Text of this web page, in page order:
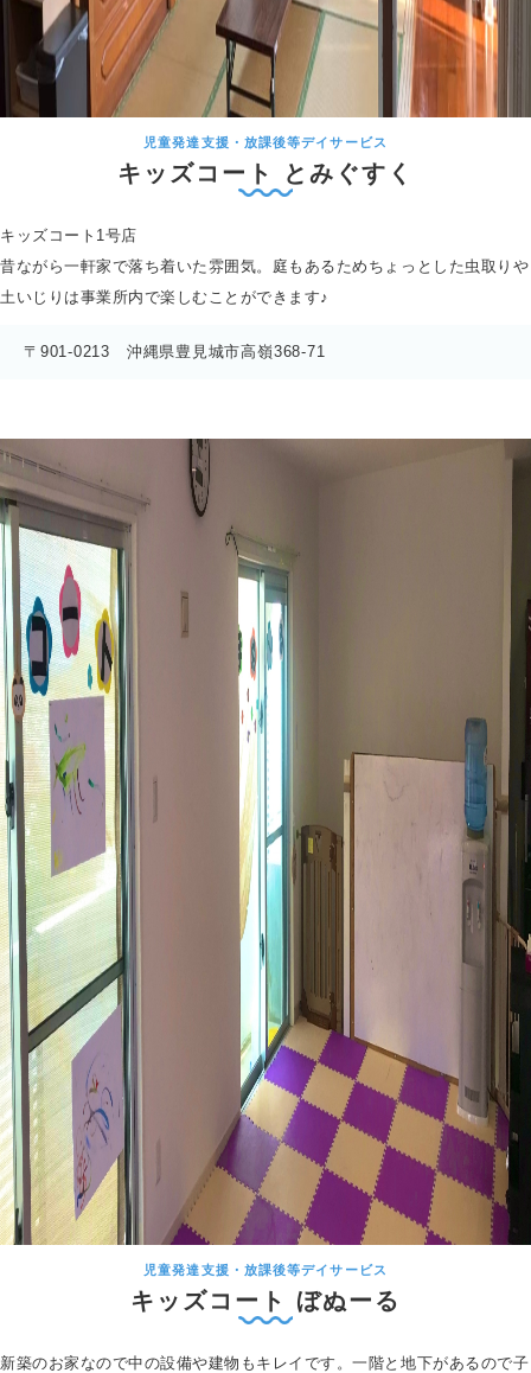
児童発達支援・放課後等デイサービス
キッズコート とみぐすく
キッズコート1号店
昔ながら一軒家で落ち着いた雰囲気。庭もあるためちょっとした虫取りや
土いじりは事業所内で楽しむことができます♪
〒901-0213 沖縄県豊見城市高嶺368-71
児童発達支援・放課後等デイサービス
キッズコート ぼぬーる
新築のお家なので中の設備や建物もキレイです。一階と地下があるので子